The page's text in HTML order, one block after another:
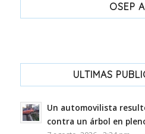
OSEP
ULTIMAS
Un automovilista
contra un árbol en